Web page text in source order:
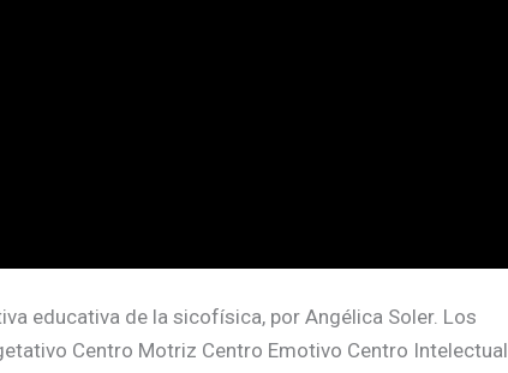
educativa de la sicofísica, por Angélica Soler. Los
Centro Motriz Centro Emotivo Centro Intelectual.